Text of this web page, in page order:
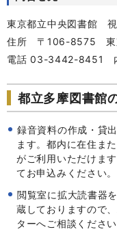
東京都立中央図書館
住所 〒106-8575 東
電話 03-3442-8451
都立多摩図書館
録音資料の作成・貸
ます。都内に在住ま
がご利用いただけま
てお申込みください。
閲覧室に拡大読書器
蔵しておりますので
ターへご相談ください